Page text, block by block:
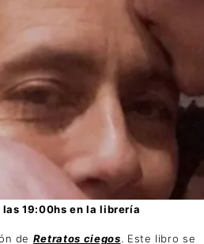
19:00hs en la librería
de Retratos ciegos. Este libro se